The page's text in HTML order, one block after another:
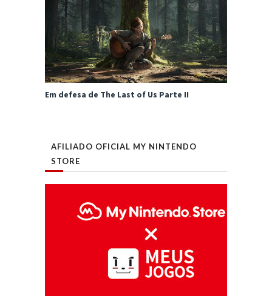
Em defesa de The Last of Us Parte II
AFILIADO OFICIAL MY NINTENDO
STORE